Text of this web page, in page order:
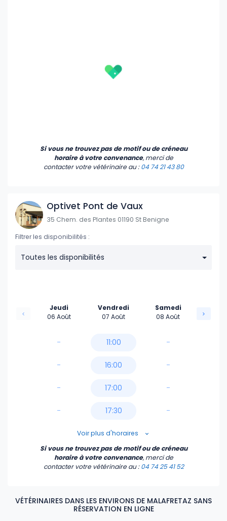
Si vous ne trouvez pas de motif ou de créneau
horaire à votre convenance, merci de
contacter votre vétérinaire au :04 74 21 43 80
Optivet Pont de Vaux
35 Chem. des Plantes 01190 St Benigne
Filtrer les disponibilités :
Toutes les disponibilités
Jeudi
06 Août
-
-
-
-
Vendredi
07 Août
11:00
16:00
17:00
17:30
18:00
Samedi
08 Août
-
-
-
-
Voir plus d'horaires
Si vous ne trouvez pas de motif ou de créneau
horaire à votre convenance, merci de
contacter votre vétérinaire au :04 74 25 41 52
VÉTÉRINAIRES DANS LES ENVIRONS DE MALAFRETAZ SANS
RÉSERVATION EN LIGNE